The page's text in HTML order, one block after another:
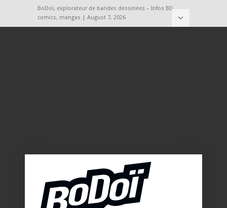
BoDoï, explorateur de bandes dessinées – Infos BD,
comics, mangas | August 7, 2026